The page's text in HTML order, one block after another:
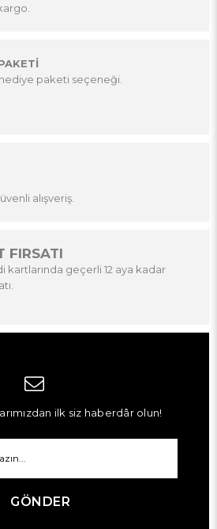
paketi seçeneği.
alışveriş.
FIRSATI
kartlarında geçerli 12 aya kadar
ilk siz haberdâr olun!
GÖNDER